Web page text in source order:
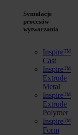
Symulacje
procesów
wytwarzania
Inspire™
Cast
Inspire™
Extrude
Metal
Inspire™
Extrude
Polymer
Inspire™
Form